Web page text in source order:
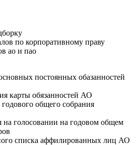
по корпоративному праву
ао и пао
постоянных обазанностей
карты обязанностей АО
общего собрания
голосовании на годовом общем
списка аффилированных лиц АО